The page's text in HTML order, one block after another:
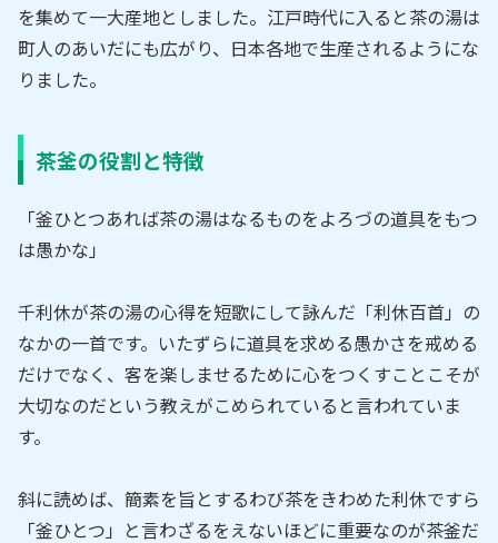
を集めて一大産地としました。江戸時代に入ると茶の湯は
町人のあいだにも広がり、日本各地で生産されるようにな
りました。
茶釜の役割と特徴
「釜ひとつあれば茶の湯はなるものをよろづの道具をもつ
は愚かな」
千利休が茶の湯の心得を短歌にして詠んだ「利休百首」の
なかの一首です。いたずらに道具を求める愚かさを戒める
だけでなく、客を楽しませるために心をつくすことこそが
大切なのだという教えがこめられていると言われていま
す。
斜に読めば、簡素を旨とするわび茶をきわめた利休ですら
「釜ひとつ」と言わざるをえないほどに重要なのが茶釜だ